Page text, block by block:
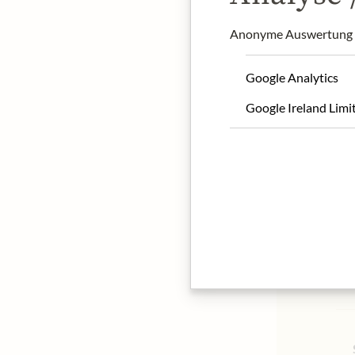
Anonyme
Google Analytics
Google Ireland